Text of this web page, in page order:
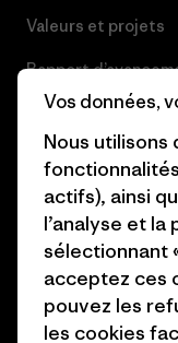
Valeurs et projets
Rapport
Business Unusual
Objectifs
1% For The Planet
Comment nous
Cartes cadeaux
Nos magasins
Vos données,
Nous utilisons
actifs), ainsi
l’analyse et la
sélectionnant
acceptez ces
pouvez les
les cookies